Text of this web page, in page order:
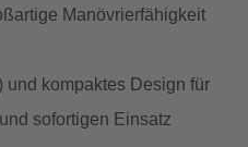
Manövrierfähigkeit
und kompaktes Design für
sofortigen Einsatz